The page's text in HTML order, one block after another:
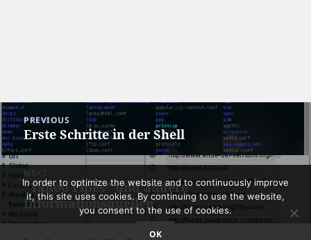
Post
navigation
PREVIOUS
Previous
post:
Erste Schritte in der Shell
NEXT
Next
post:
“Yahoo Pipes” und andere
Informationsquellen
In order to optimize the website and to continuously improve
it, this site uses cookies. By continuing to use the website,
you consent to the use of cookies.
OK